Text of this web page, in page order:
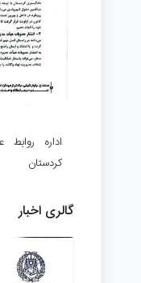
اداره
کردستان
گالری اخبار